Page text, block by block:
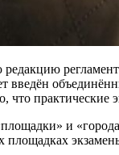
введён
что
и